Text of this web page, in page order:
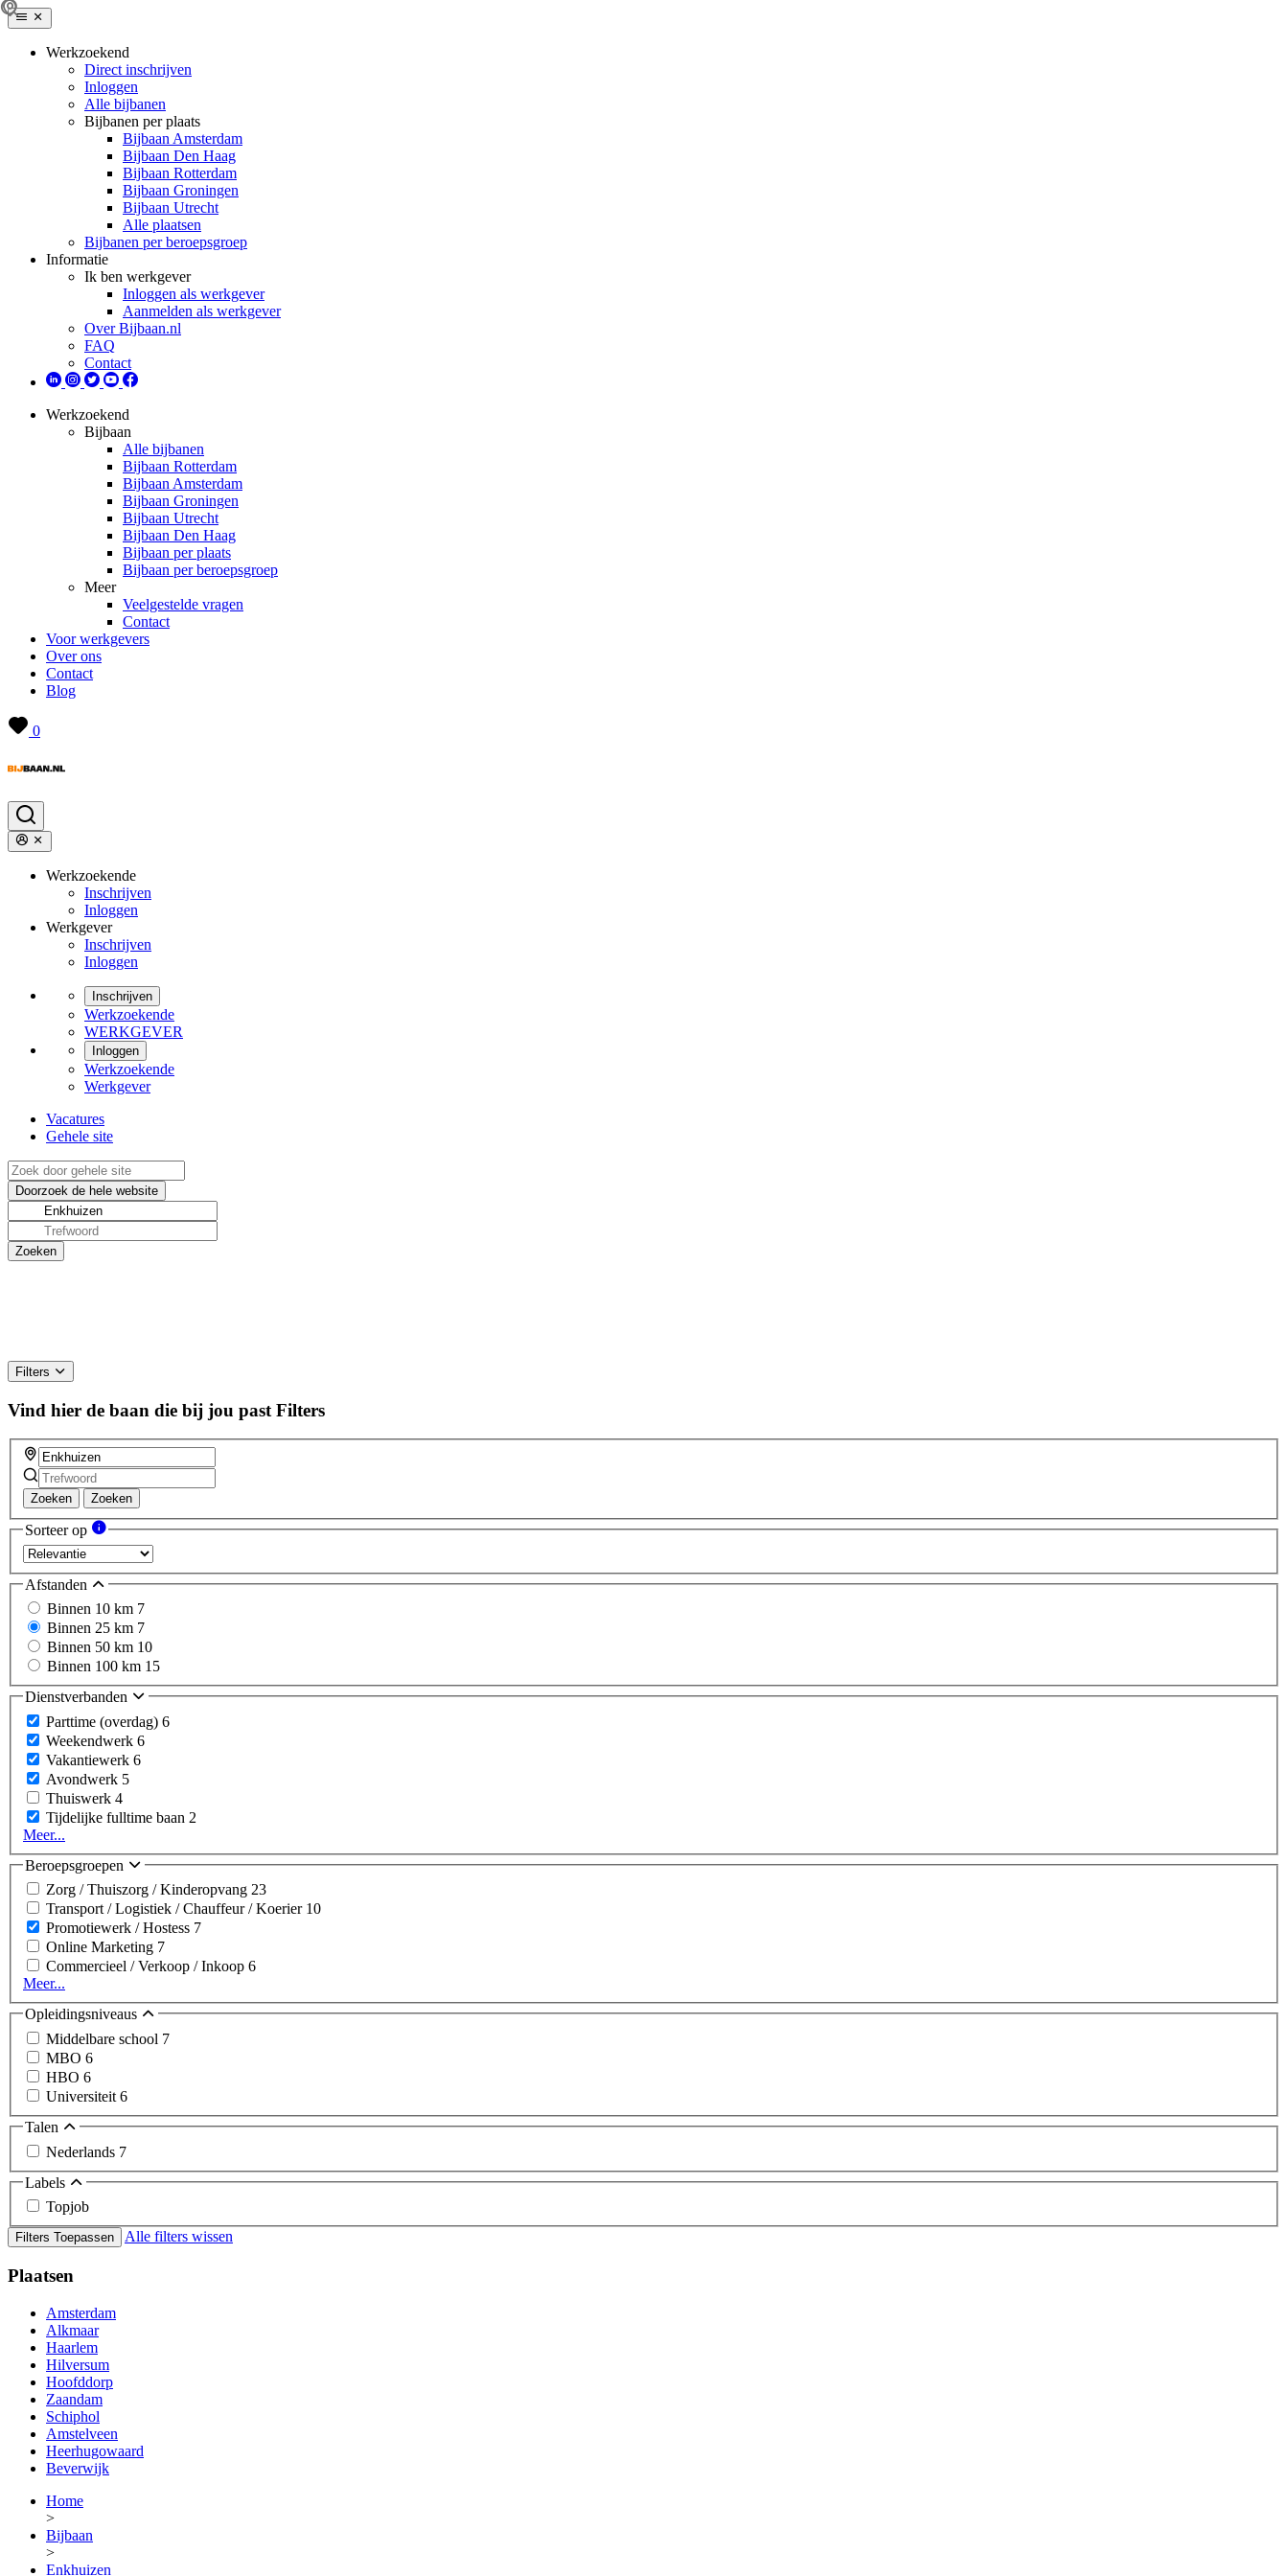
Werkzoekend
Direct inschrijven
Inloggen
Alle bijbanen
Bijbanen per plaats
Bijbaan Amsterdam
Bijbaan Den Haag
Bijbaan Rotterdam
Bijbaan Groningen
Bijbaan Utrecht
Alle plaatsen
Bijbanen per beroepsgroep
Informatie
Ik ben werkgever
Inloggen als werkgever
Aanmelden als werkgever
Over Bijbaan.nl
FAQ
Contact
Werkzoekend
Bijbaan
Alle bijbanen
Bijbaan Rotterdam
Bijbaan Amsterdam
Bijbaan Groningen
Bijbaan Utrecht
Bijbaan Den Haag
Bijbaan per plaats
Bijbaan per beroepsgroep
Meer
Veelgestelde vragen
Contact
Voor werkgevers
Over ons
Contact
Blog
0
Werkzoekende
Inschrijven
Inloggen
Werkgever
Inschrijven
Inloggen
Inschrijven
Werkzoekende
WERKGEVER
Inloggen
Werkzoekende
Werkgever
Vacatures
Gehele site
Filters
Vind hier de baan die bij jou past Filters
Zoeken Zoeken
Sorteer op
Afstanden
Binnen 10 km 7
Binnen 25 km 7
Binnen 50 km 10
Binnen 100 km 15
Dienstverbanden
Parttime (overdag) 6
Weekendwerk 6
Vakantiewerk 6
Avondwerk 5
Thuiswerk 4
Tijdelijke fulltime baan 2
Meer...
Beroepsgroepen
Zorg / Thuiszorg / Kinderopvang 23
Transport / Logistiek / Chauffeur / Koerier 10
Promotiewerk / Hostess 7
Online Marketing 7
Commercieel / Verkoop / Inkoop 6
Meer...
Opleidingsniveaus
Middelbare school 7
MBO 6
HBO 6
Universiteit 6
Talen
Nederlands 7
Labels
Topjob
Filters Toepassen Alle filters wissen
Plaatsen
Amsterdam
Alkmaar
Haarlem
Hilversum
Hoofddorp
Zaandam
Schiphol
Amstelveen
Heerhugowaard
Beverwijk
Home
>
Bijbaan
>
Enkhuizen